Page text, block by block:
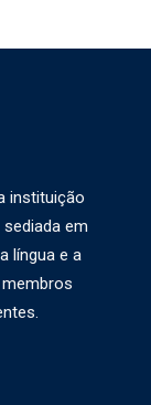
instituição
em
língua e a